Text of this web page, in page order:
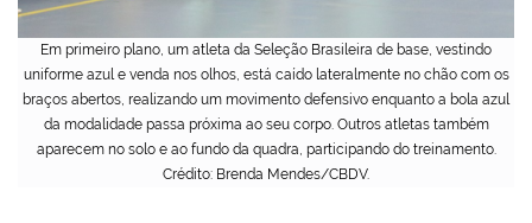
Em primeiro plano, um atleta da Seleção Brasileira de base, vestindo
uniforme azul e venda nos olhos, está caído lateralmente no chão com os
braços abertos, realizando um movimento defensivo enquanto a bola azul
da modalidade passa próxima ao seu corpo. Outros atletas também
aparecem no solo e ao fundo da quadra, participando do treinamento.
Crédito: Brenda Mendes/CBDV.